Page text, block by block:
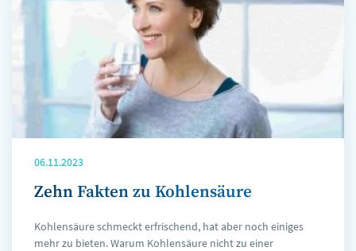
06.11.2023
Zehn Fakten zu Kohlensäure
Kohlensäure schmeckt erfrischend, hat aber noch einiges
mehr zu bieten. Warum Kohlensäure nicht zu einer